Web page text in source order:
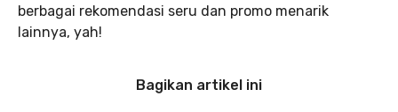
berbagai rekomendasi seru dan promo menarik
lainnya, yah!
Bagikan artikel ini